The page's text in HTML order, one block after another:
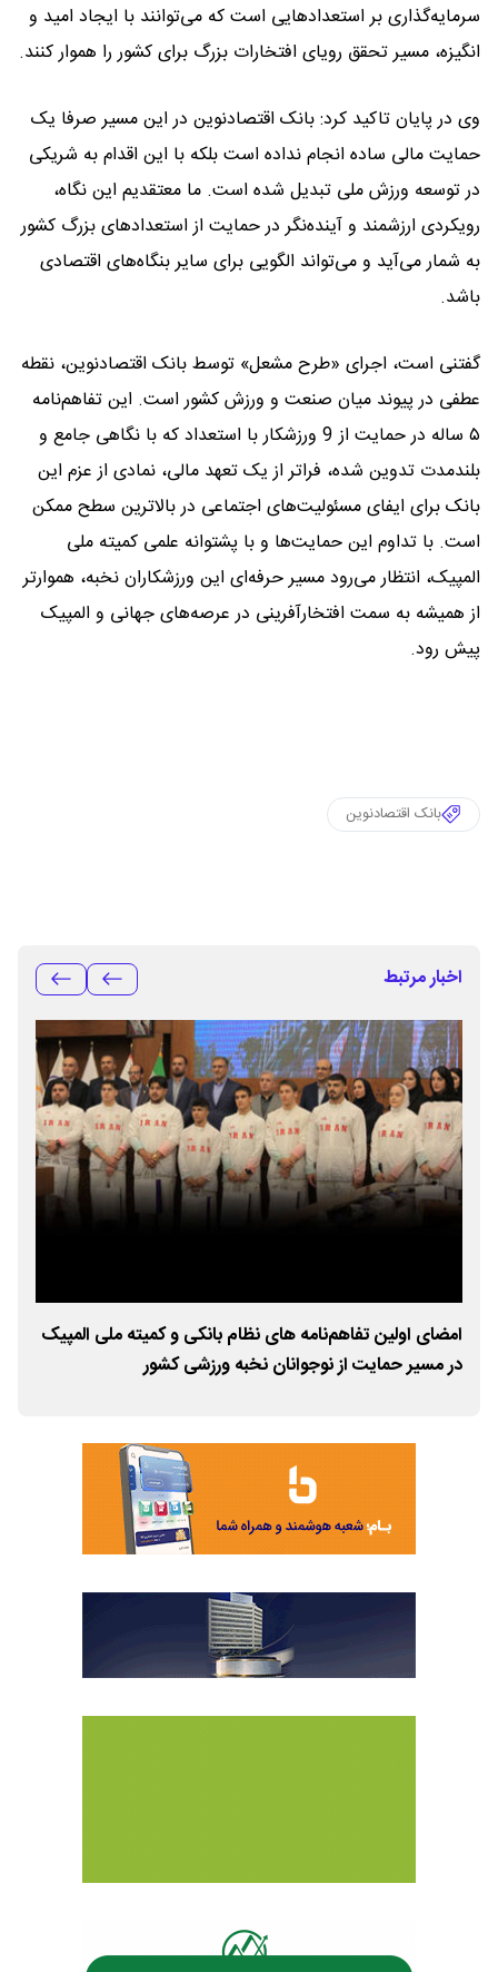
سرمایه‌گذاری بر استعدادهایی است که می‌توانند با ایجاد امید و
انگیزه، مسیر تحقق رویای افتخارات بزرگ برای کشور را هموار کنند.
وی در پایان تاکید کرد: بانک اقتصادنوین در این مسیر صرفا یک
حمایت مالی ساده انجام نداده است بلکه با این اقدام به شریکی
در توسعه ورزش ملی تبدیل شده است. ما معتقدیم این نگاه،
رویکردی ارزشمند و آینده‌نگر در حمایت از استعدادهای بزرگ کشور
به شمار می‌آید و می‌تواند الگویی برای سایر بنگاه‌های اقتصادی
باشد.
گفتنی است، اجرای «طرح مشعل» توسط بانک اقتصادنوین، نقطه
عطفی در پیوند میان صنعت و ورزش کشور است. این تفاهم‌نامه
۵ ساله در حمایت از 9 ورزشکار با استعداد که با نگاهی جامع و
بلندمدت تدوین شده، فراتر از یک تعهد مالی، نمادی از عزم این
بانک برای ایفای مسئولیت‌های اجتماعی در بالاترین سطح ممکن
است. با تداوم این حمایت‌ها و با پشتوانه علمی کمیته ملی
المپیک، انتظار می‌رود مسیر حرفه‌ای این ورزشکاران نخبه، هموارتر
از همیشه به سمت افتخارآفرینی در عرصه‌های جهانی و المپیک
پیش رود.
بانک اقتصادنوین
اخبار مرتبط
امضای اولین تفاهم‌نامه های نظام بانکی و کمیته ملی المپیک
در مسیر حمایت از نوجوانان نخبه ورزشی کشور